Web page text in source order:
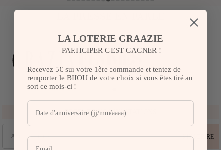
RECEVEZ NOS INVITATIONS
S'INSCRIRE
LA LOTERIE GRAAZIE
PARTICIPER C'EST GAGNER !
Recevez 5€ sur votre 1ère commande et tentez de
remporter le BIJOU de votre choix si vous êtes tiré au
sort ce mois-ci !